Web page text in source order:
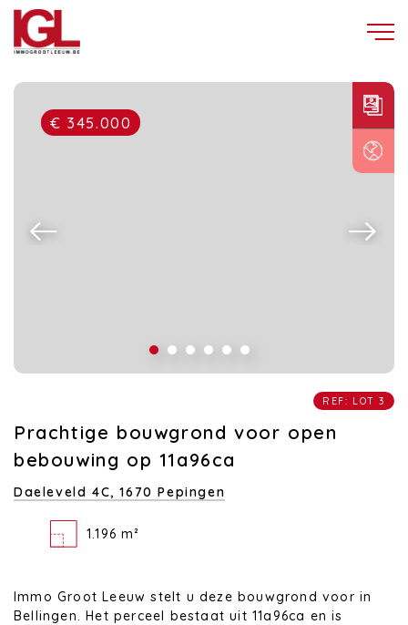
€ 345.000
REF: LOT 3
Prachtige bouwgrond voor open
bebouwing op 11a96ca
Daeleveld 4C,1670 Pepingen
1.196 m²
Immo Groot Leeuw stelt u deze bouwgrond voor in
Bellingen. Het perceel bestaat uit 11a96ca en is